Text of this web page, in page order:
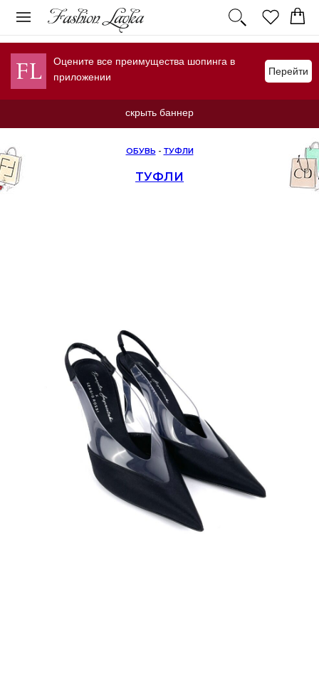
Оцените все преимущества шопинга в
приложении
Перейти
скрыть баннер
ОБУВЬ - ТУФЛИ
ТУФЛИ